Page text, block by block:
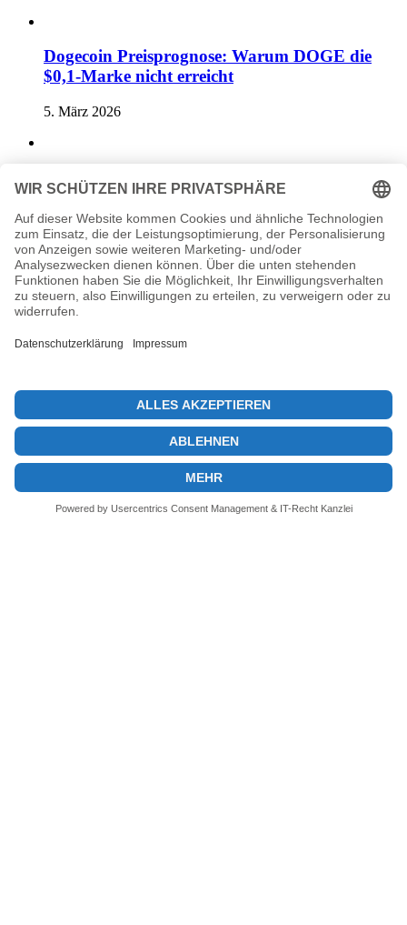
Dogecoin Preisprognose: Warum DOGE die
$0,1-Marke nicht erreicht
5. März 2026
Ethereum Marktanteil 2025: Das Aufkommen
von Altcoins
2. September 2025
Previous post
Ethereum-Preis: Kann er auf 4.000 $ zurückkehren?
© 2026 KryptoInsights.de
ImpressumDatenschutz